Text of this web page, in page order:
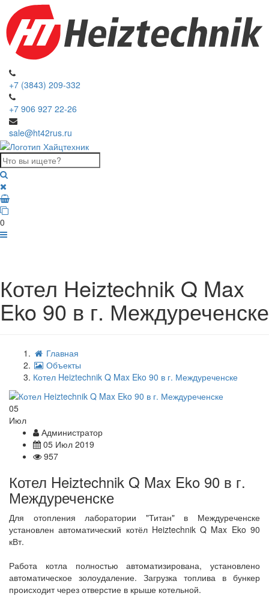
+7 (3843) 209-332
+7 906 927 22-26
sale@ht42rus.ru
0
Котел Heiztechnik Q Max
Eko 90 в г. Междуреченске
Главная
Объекты
Котел Heiztechnik Q Max Eko 90 в г. Междуреченске
05
Июл
Администратор
05 Июл 2019
957
Котел Heiztechnik Q Max Eko 90 в г.
Междуреченске
Для отопления лаборатории "Титан" в Междуреченске
установлен автоматический котёл Heiztechnik Q Max Eko 90
кВт.
Работа котла полностью автоматизирована, установлено
автоматическое золоудаление. Загрузка топлива в бункер
происходит через отверстие в крыше котельной.